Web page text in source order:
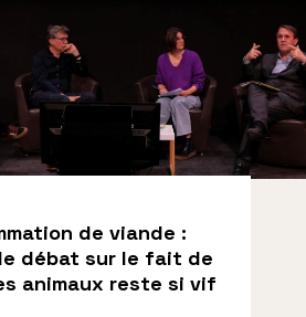
de viande :
débat sur le fait de
animaux reste si vif